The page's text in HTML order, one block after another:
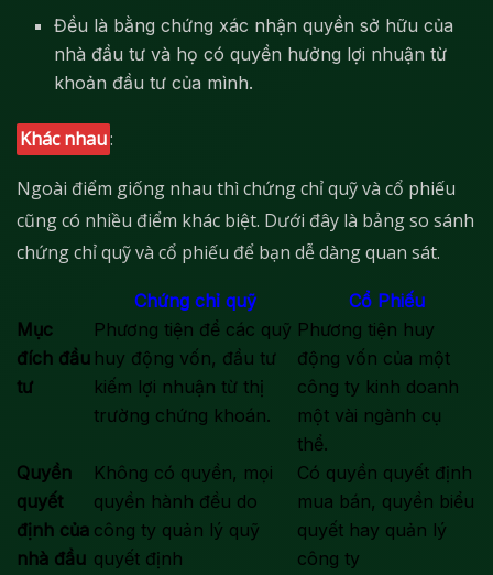
Đều là bằng chứng xác nhận quyền sở hữu của
nhà đầu tư và họ có quyền hưởng lợi nhuận từ
khoản đầu tư của mình.
Khác nhau:
Ngoài điểm giống nhau thì chứng chỉ quỹ và cổ phiếu
cũng có nhiều điểm khác biệt. Dưới đây là bảng so sánh
chứng chỉ quỹ và cổ phiếu để bạn dễ dàng quan sát.
Chứng chỉ quỹ
Cổ Phiếu
Mục
đích đầu
tư
Phương tiện để các quỹ
huy động vốn, đầu tư
kiếm lợi nhuận từ thị
trường chứng khoán.
Phương tiện huy
động vốn của một
công ty kinh doanh
một vài ngành cụ
thể.
Quyền
quyết
định của
nhà đầu
Không có quyền, mọi
quyền hành đều do
công ty quản lý quỹ
quyết định
Có quyền quyết định
mua bán, quyền biểu
quyết hay quản lý
công ty